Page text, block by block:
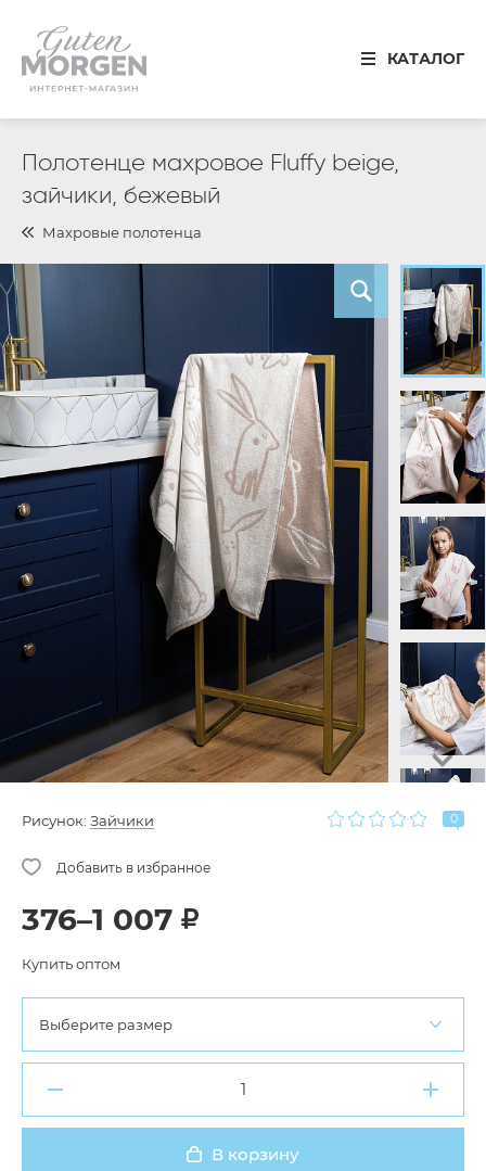
КАТАЛОГ
Иваново
8 800 100 34 50
Звонок по России бесплатный
Спальня
Кухня
Столовая
Готовые решения
Распродажа
Полотенце махровое Fluffy beige,
зайчики, бежевый
Махровые полотенца
Рисунок: Зайчики 0
376–1 007
Купить оптом
Выберите размер
В корзину